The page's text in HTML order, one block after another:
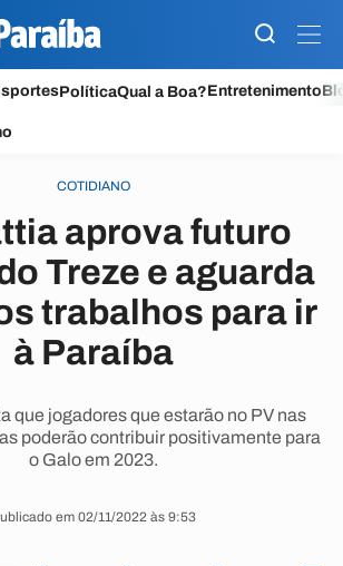
PolíticaQual a Boa?Entretenimento
COTIDIANO
aprova futuro
Treze e aguarda
trabalhos para ir
à Paraíba
que jogadores que estarão no PV nas
poderão contribuir positivamente para
o Galo em 2023.
em 02/11/2022 às 9:53